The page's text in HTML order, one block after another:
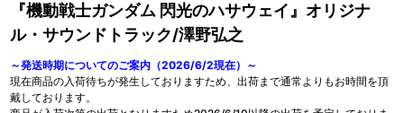
『機動戦士ガンダム 閃光のハサウェイ』オリジナ
ル・サウンドトラック/澤野弘之
～発送時期についてのご案内（2026/6/2現在）～
現在商品の入荷待ちが発生しておりますため、出荷まで通常よりもお時間を頂
戴しております。